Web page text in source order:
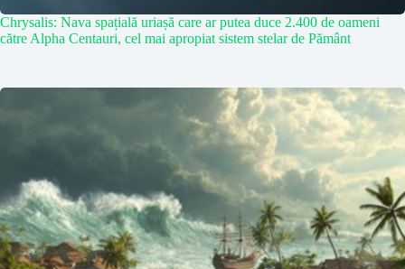
Chrysalis: Nava spațială uriașă care ar putea duce 2.400 de oameni
către Alpha Centauri, cel mai apropiat sistem stelar de Pământ